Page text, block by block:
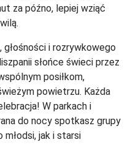
za późno, lepiej wziąć
i rozrywkowego
słońce świeci przez
posiłkom,
powietrzu. Każda
W parkach i
do nocy spotkasz grupy
młodsi, jak i starsi